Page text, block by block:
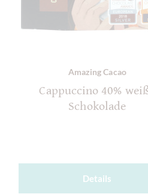
Amazing Cacao
Cappuccino 40%
Schokolade
Details